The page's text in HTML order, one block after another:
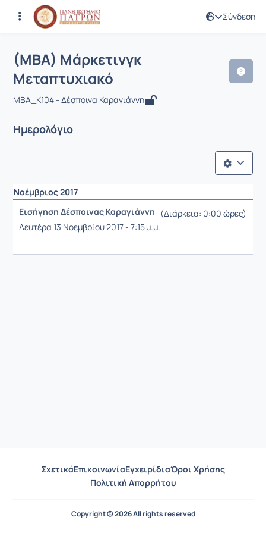
Σύνδεση
Μάθημα : (MBA) Μάρκετινγκ
Κωδικός : BMA410
(MBA) Μάρκετινγκ
Μεταπτυχιακό
ΜΒΑ_Κ104 - Δέσποινα Καραγιάννη
Ημερολόγιο
Νοέμβριος 2017
Εισήγηση Δέσποινας Καραγιάννη (Διάρκεια: 0:00 ώρες)
Δευτέρα 13 Νοεμβρίου 2017 - 7:15 μ.μ.
ΣχετικάΕπικοινωνίαΕγχειρίδιαΌροι Χρήσης
Πολιτική Απορρήτου
Copyright © 2026 All rights reserved